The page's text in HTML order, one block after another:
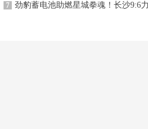
7 劲豹蓄电池助燃星城拳魂！长沙9:6